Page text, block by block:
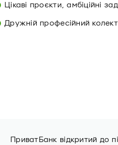
Цікаві проєкти, амбіційні
Дружній професійний
ПриватБанк відкритий до